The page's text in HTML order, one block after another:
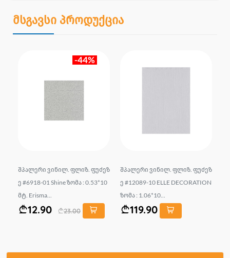
მსგავსი პროდუქცია
-44%
შპალერი ვინილ. ფლიზ. ფუძეზ
ე #6918-01 Shine ზომა : 0.53*10
მტ. Erisma...
12.90 23.00
შპალერი ვინილ. ფლიზ. ფუძეზ
ე #12089-10 ELLE DECORATION
ზომა : 1.06*10...
119.90